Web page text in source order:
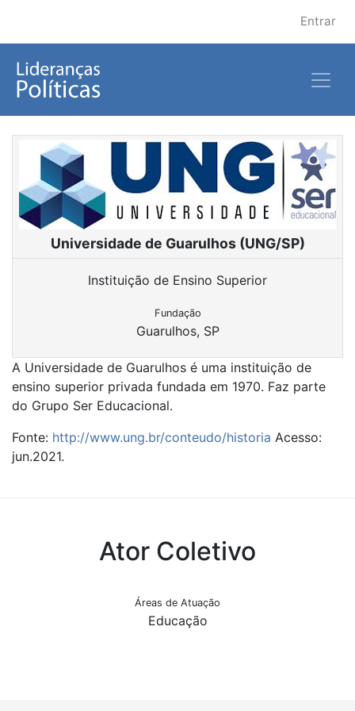
Entrar
A Universidade de Guarulhos é uma instituição de
ensino superior privada fundada em 1970. Faz parte
do Grupo Ser Educacional.
Fonte: http://www.ung.br/conteudo/historia Acesso:
jun.2021.
Universidade de Guarulhos (UNG/SP)
Instituição de Ensino Superior
Fundação
Guarulhos, SP
Ator Coletivo
Áreas de Atuação
Educação